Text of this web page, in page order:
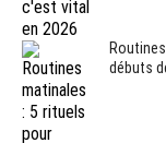
débuts